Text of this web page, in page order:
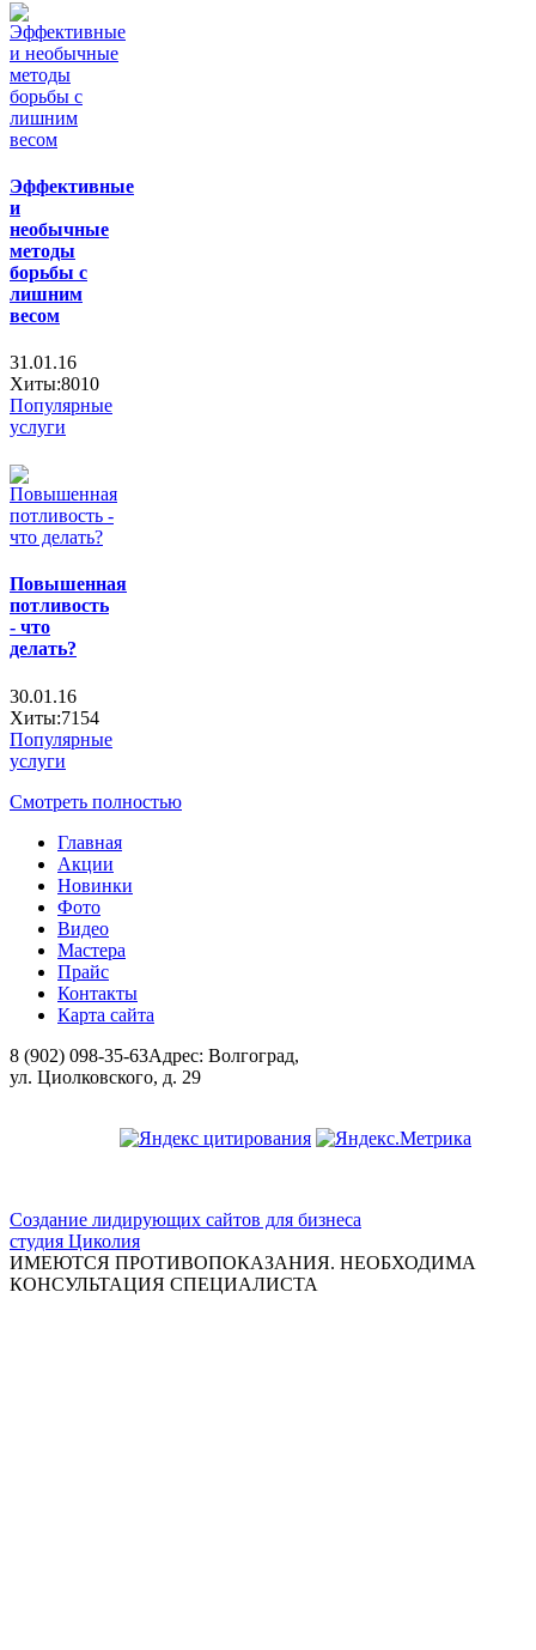
Эффективные
и
необычные
методы
борьбы с
лишним
весом
31.01.16
Хиты:8010
Популярные
услуги
Повышенная
потливость
- что
делать?
30.01.16
Хиты:7154
Популярные
услуги
Смотреть полностью
Главная
Акции
Новинки
Фото
Видео
Мастера
Прайс
Контакты
Карта сайта
8 (902) 098-35-63Адрес: Волгоград,
ул. Циолковского, д. 29
Создание лидирующих сайтов для бизнеса
студия Циколия
ИМЕЮТСЯ ПРОТИВОПОКАЗАНИЯ. НЕОБХОДИМА
КОНСУЛЬТАЦИЯ СПЕЦИАЛИСТА